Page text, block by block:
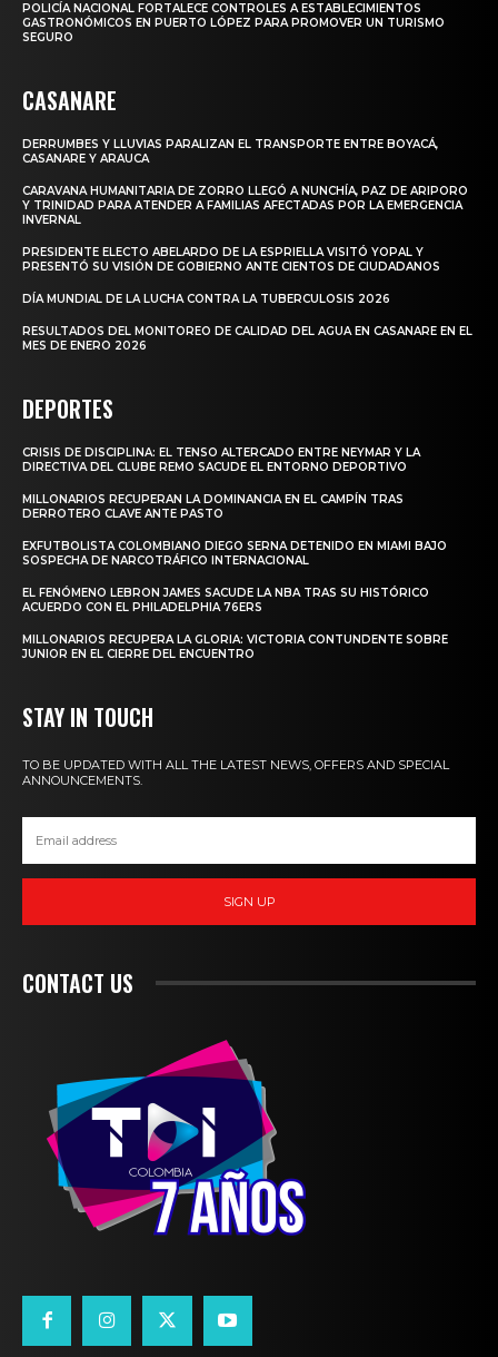
POLICÍA NACIONAL FORTALECE CONTROLES A ESTABLECIMIENTOS
GASTRONÓMICOS EN PUERTO LÓPEZ PARA PROMOVER UN TURISMO
SEGURO
CASANARE
DERRUMBES Y LLUVIAS PARALIZAN EL TRANSPORTE ENTRE BOYACÁ,
CASANARE Y ARAUCA
CARAVANA HUMANITARIA DE ZORRO LLEGÓ A NUNCHÍA, PAZ DE ARIPORO
Y TRINIDAD PARA ATENDER A FAMILIAS AFECTADAS POR LA EMERGENCIA
INVERNAL
PRESIDENTE ELECTO ABELARDO DE LA ESPRIELLA VISITÓ YOPAL Y
PRESENTÓ SU VISIÓN DE GOBIERNO ANTE CIENTOS DE CIUDADANOS
DÍA MUNDIAL DE LA LUCHA CONTRA LA TUBERCULOSIS 2026
RESULTADOS DEL MONITOREO DE CALIDAD DEL AGUA EN CASANARE EN EL
MES DE ENERO 2026
DEPORTES
CRISIS DE DISCIPLINA: EL TENSO ALTERCADO ENTRE NEYMAR Y LA
DIRECTIVA DEL CLUBE REMO SACUDE EL ENTORNO DEPORTIVO
MILLONARIOS RECUPERAN LA DOMINANCIA EN EL CAMPÍN TRAS
DERROTERO CLAVE ANTE PASTO
EXFUTBOLISTA COLOMBIANO DIEGO SERNA DETENIDO EN MIAMI BAJO
SOSPECHA DE NARCOTRÁFICO INTERNACIONAL
EL FENÓMENO LEBRON JAMES SACUDE LA NBA TRAS SU HISTÓRICO
ACUERDO CON EL PHILADELPHIA 76ERS
MILLONARIOS RECUPERA LA GLORIA: VICTORIA CONTUNDENTE SOBRE
JUNIOR EN EL CIERRE DEL ENCUENTRO
STAY IN TOUCH
TO BE UPDATED WITH ALL THE LATEST NEWS, OFFERS AND SPECIAL
ANNOUNCEMENTS.
SIGN UP
CONTACT US